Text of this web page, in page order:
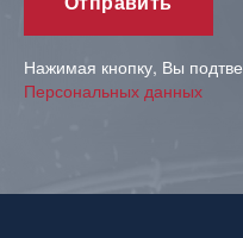
Нажимая кнопку, Вы
Персональных данных